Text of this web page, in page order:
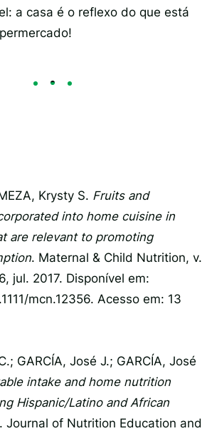
a casa é o reflexo do que está
Krysty S. Fruits and
into home cuisine in
are relevant to promoting
. Maternal & Child Nutrition, v.
jul. 2017. Disponível em:
mcn.12356. Acesso em: 13
GARCÍA, José J.; GARCÍA, José
intake and home nutrition
Hispanic/Latino and African
. Journal of Nutrition Education and